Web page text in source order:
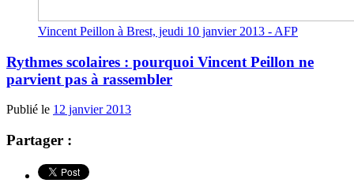
Vincent Peillon à Brest, jeudi 10 janvier 2013 - AFP
Rythmes scolaires : pourquoi Vincent Peillon ne
parvient pas à rassembler
Publié le 12 janvier 2013
Partager :